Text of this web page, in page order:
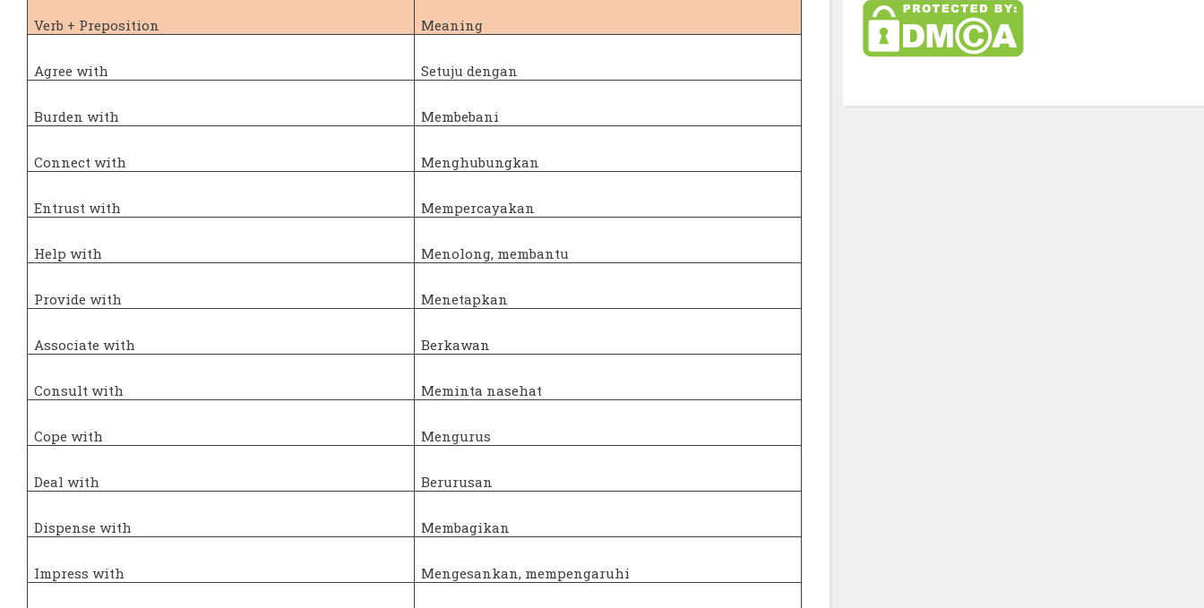
Verb + Preposition Meaning
Agree with Setuju dengan
Burden with Membebani
Connect with Menghubungkan
Entrust with Mempercayakan
Help with Menolong, membantu
Provide with Menetapkan
Associate with Berkawan
Consult with Meminta nasehat
Cope with Mengurus
Deal with Berurusan
Dispense with Membagikan
Impress with Mengesankan, mempengaruhi